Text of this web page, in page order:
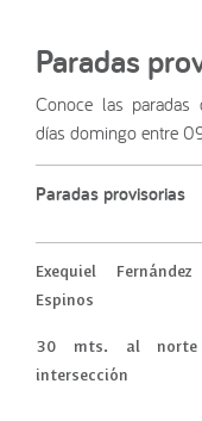
Paradas
Conoce las
días domingo entre
Paradas provisorias
Exequiel
Espinos
30 mts. al
intersección